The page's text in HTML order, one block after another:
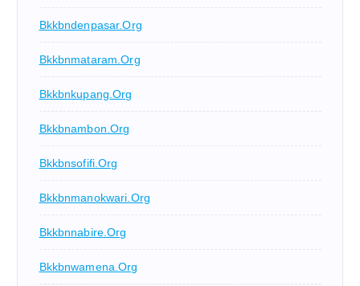
Bkkbndenpasar.org
Bkkbnmataram.org
Bkkbnkupang.org
Bkkbnambon.org
Bkkbnsofifi.org
Bkkbnmanokwari.org
Bkkbnnabire.org
Bkkbnwamena.org